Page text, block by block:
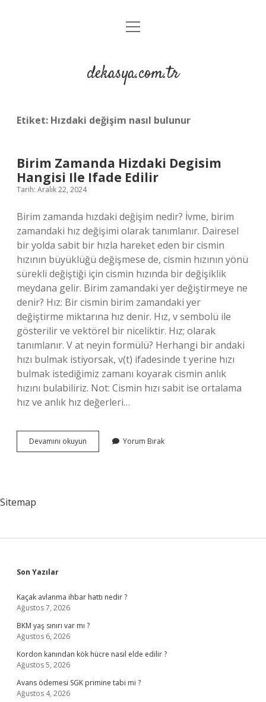
Anasayfa
Yasal Uyarı
menüyü
dekasya.com.tr
Etiket: Hızdaki değişim nasıl bulunur
Birim Zamanda Hizdaki Degisim
Hangisi Ile Ifade Edilir
Tarih: Aralık 22, 2024
Birim zamanda hızdaki değişim nedir? İvme, birim
zamandaki hız değişimi olarak tanımlanır. Dairesel
bir yolda sabit bir hızla hareket eden bir cismin
hızının büyüklüğü değişmese de, cismin hızının yönü
sürekli değiştiği için cismin hızında bir değişiklik
meydana gelir. Birim zamandaki yer değiştirmeye ne
denir? Hız: Bir cismin birim zamandaki yer
değiştirme miktarına hız denir. Hız, v sembolü ile
gösterilir ve vektörel bir niceliktir. Hız; olarak
tanımlanır. V at neyin formülü? Herhangi bir andaki
hızı bulmak istiyorsak, v(t) ifadesinde t yerine hızı
bulmak istediğimiz zamanı koyarak cismin anlık
hızını bulabiliriz. Not: Cismin hızı sabit ise ortalama
hız ve anlık hız değerleri…
Devamını okuyun
Zamanda
Yorum Bırak
Sitemap
Sidebar
Son Yazılar
Kaçak avlanma ihbar hattı nedir ?
Ağustos 7, 2026
BKM yaş sınırı var mı ?
Ağustos 6, 2026
Kordon kanından kök hücre nasıl elde edilir ?
Ağustos 5, 2026
Avans ödemesi SGK primine tabi mi ?
Ağustos 4, 2026